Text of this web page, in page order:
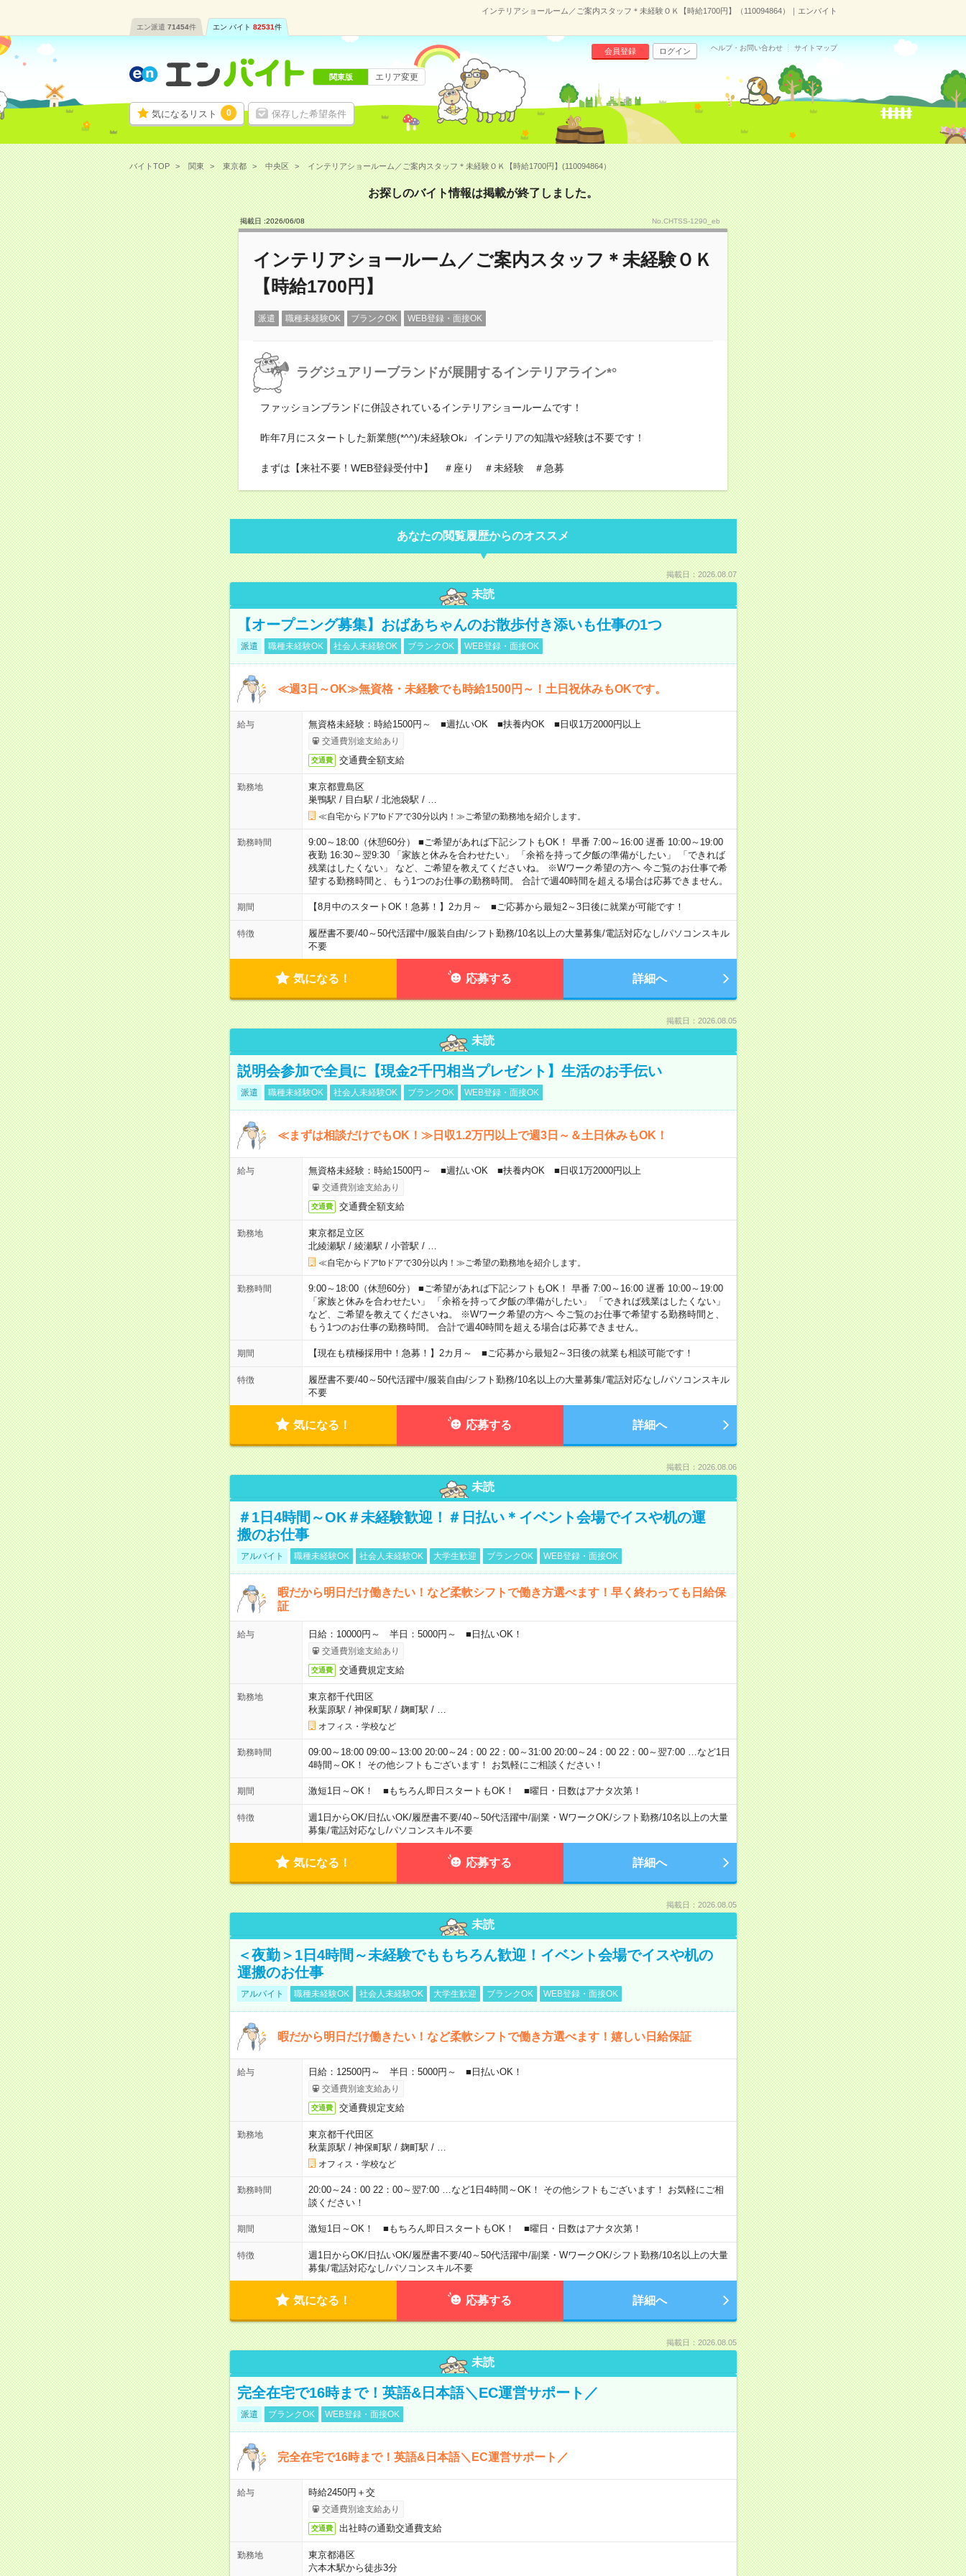
インテリアショールーム／ご案内スタッフ＊未経験ＯＫ【時給1700円】（110094864）｜エンバイト
エン派遣 71454件 エン バイト 82531件
気になるリスト 0 保存した希望条件
会員登録 ログイン ヘルプ・お問い合わせ サイトマップ
関東版 エリア変更
バイトTOP 関東 東京都 中央区 インテリアショールーム／ご案内スタッフ＊未経験ＯＫ【時給1700円】(110094864）
お探しのバイト情報は掲載が終了しました。
掲載日 :2026/06/08 No.CHTSS-1290_eb
インテリアショールーム／ご案内スタッフ＊未経験ＯＫ
【時給1700円】
派遣 職種未経験OK ブランクOK WEB登録・面接OK
ラグジュアリーブランドが展開するインテリアライン*°
ファッションブランドに併設されているインテリアショールームです！
昨年7月にスタートした新業態(*^^)/未経験Ok♩インテリアの知識や経験は不要です！
まずは【来社不要！WEB登録受付中】 ＃座り ＃未経験 ＃急募
あなたの閲覧履歴からのオススメ
掲載日：2026.08.07
未読
【オープニング募集】おばあちゃんのお散歩付き添いも仕事の1つ
派遣 職種未経験OK 社会人未経験OK ブランクOK WEB登録・面接OK
≪週3日～OK≫無資格・未経験でも時給1500円～！土日祝休みもOKです。
給与 無資格未経験：時給1500円～ ■週払いOK ■扶養内OK ■日収1万2000円以上
交通費別途支給あり
交通費 交通費全額支給
勤務地
東京都豊島区
巣鴨駅 / 目白駅 / 北池袋駅 /
≪自宅からドアtoドアで30分以内！≫ご希望の勤務地を紹介します。
勤務時間
9:00～18:00（休憩60分） ■ご希望があれば下記シフトもOK！ 早番 7:00～16:00 遅番 10:00～19:00
夜勤 16:30～翌9:30 「家族と休みを合わせたい」 「余裕を持って夕飯の準備がしたい」 「できれば
残業はしたくない」 など、ご希望を教えてくださいね。 ※Wワーク希望の方へ 今ご覧のお仕事で希
望する勤務時間と、もう1つのお仕事の勤務時間。 合計で週40時間を超える場合は応募できません。
期間 【8月中のスタートOK！急募！】2カ月～ ■ご応募から最短2～3日後に就業が可能です！
特徴 履歴書不要/40～50代活躍中/服装自由/シフト勤務/10名以上の大量募集/電話対応なし/パソコンスキル
不要
気になる！ 応募する 詳細へ
掲載日：2026.08.05
未読
説明会参加で全員に【現金2千円相当プレゼント】生活のお手伝い
派遣 職種未経験OK 社会人未経験OK ブランクOK WEB登録・面接OK
≪まずは相談だけでもOK！≫日収1.2万円以上で週3日～＆土日休みもOK！
給与 無資格未経験：時給1500円～ ■週払いOK ■扶養内OK ■日収1万2000円以上
交通費別途支給あり
交通費 交通費全額支給
勤務地
東京都足立区
北綾瀬駅 / 綾瀬駅 / 小菅駅 /
≪自宅からドアtoドアで30分以内！≫ご希望の勤務地を紹介します。
勤務時間
9:00～18:00（休憩60分） ■ご希望があれば下記シフトもOK！ 早番 7:00～16:00 遅番 10:00～19:00
「家族と休みを合わせたい」 「余裕を持って夕飯の準備がしたい」 「できれば残業はしたくない」
など、ご希望を教えてくださいね。 ※Wワーク希望の方へ 今ご覧のお仕事で希望する勤務時間と、
もう1つのお仕事の勤務時間。 合計で週40時間を超える場合は応募できません。
期間 【現在も積極採用中！急募！】2カ月～ ■ご応募から最短2～3日後の就業も相談可能です！
特徴 履歴書不要/40～50代活躍中/服装自由/シフト勤務/10名以上の大量募集/電話対応なし/パソコンスキル
不要
気になる！ 応募する 詳細へ
掲載日：2026.08.06
未読
＃1日4時間～OK＃未経験歓迎！＃日払い＊イベント会場でイスや机の運
搬のお仕事
アルバイト 職種未経験OK 社会人未経験OK 大学生歓迎 ブランクOK WEB登録・面接OK
暇だから明日だけ働きたい！など柔軟シフトで働き方選べます！早く終わっても日給保
証
給与 日給：10000円～ 半日：5000円～ ■日払いOK！
交通費別途支給あり
交通費 交通費規定支給
勤務地
東京都千代田区
秋葉原駅 / 神保町駅 / 麹町駅 /
オフィス・学校など
勤務時間
09:00～18:00 09:00～13:00 20:00～24：00 22：00～31:00 20:00～24：00 22：00～翌7:00 …など1日
4時間～OK！ その他シフトもございます！ お気軽にご相談ください！
期間 激短1日～OK！ ■もちろん即日スタートもOK！ ■曜日・日数はアナタ次第！
特徴 週1日からOK/日払いOK/履歴書不要/40～50代活躍中/副業・WワークOK/シフト勤務/10名以上の大量
募集/電話対応なし/パソコンスキル不要
気になる！ 応募する 詳細へ
掲載日：2026.08.05
未読
＜夜勤＞1日4時間～未経験でももちろん歓迎！イベント会場でイスや机の
運搬のお仕事
アルバイト 職種未経験OK 社会人未経験OK 大学生歓迎 ブランクOK WEB登録・面接OK
暇だから明日だけ働きたい！など柔軟シフトで働き方選べます！嬉しい日給保証
給与 日給：12500円～ 半日：5000円～ ■日払いOK！
交通費別途支給あり
交通費 交通費規定支給
勤務地
東京都千代田区
秋葉原駅 / 神保町駅 / 麹町駅 /
オフィス・学校など
勤務時間
20:00～24：00 22：00～翌7:00 …など1日4時間～OK！ その他シフトもございます！ お気軽にご相
談ください！
期間 激短1日～OK！ ■もちろん即日スタートもOK！ ■曜日・日数はアナタ次第！
特徴 週1日からOK/日払いOK/履歴書不要/40～50代活躍中/副業・WワークOK/シフト勤務/10名以上の大量
募集/電話対応なし/パソコンスキル不要
気になる！ 応募する 詳細へ
掲載日：2026.08.05
未読
完全在宅で16時まで！英語&日本語＼EC運営サポート／
派遣 ブランクOK WEB登録・面接OK
完全在宅で16時まで！英語&日本語＼EC運営サポート／
給与 時給2450円＋交
交通費別途支給あり
交通費 出社時の通勤交通費支給
勤務地
東京都港区
六本木駅から徒歩3分